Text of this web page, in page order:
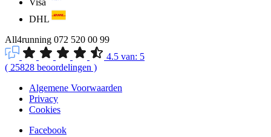
DHL
All4running 072 520 00 99
4.5 van: 5
( 25828 beoordelingen )
Algemene Voorwaarden
Privacy
Cookies
Facebook